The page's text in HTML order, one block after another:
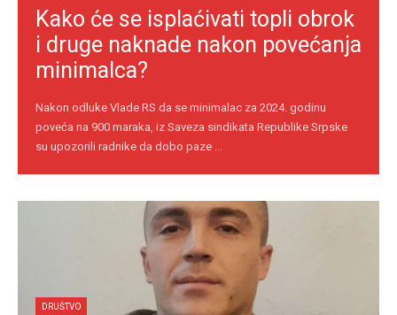
Kako će se isplaćivati topli obrok
i druge naknade nakon povećanja
minimalca?
Nakon odluke Vlade RS da se minimalac za 2024. godinu
poveća na 900 maraka, iz Saveza sindikata Republike Srpske
su upozorili radnike da dobo paze ...
DRUŠTVO